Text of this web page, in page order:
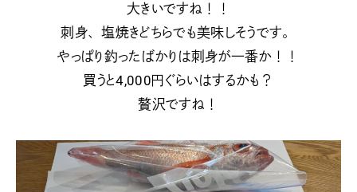
大きいですね！！
刺身、塩焼きどちらでも美味しそうです。
やっぱり釣ったばかりは刺身が一番か！！
買うと4,000円ぐらいはするかも？
贅沢ですね！